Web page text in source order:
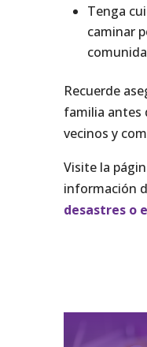
Tenga
caminar
Recuerde
familia antes
vecinos y
Visite la
información
desastres o